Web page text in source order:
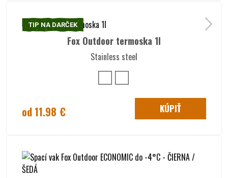
TIP NA DARČEK
Fox Outdoor termoska 1l
Stainless steel
od 11.98 € KÚPIŤ